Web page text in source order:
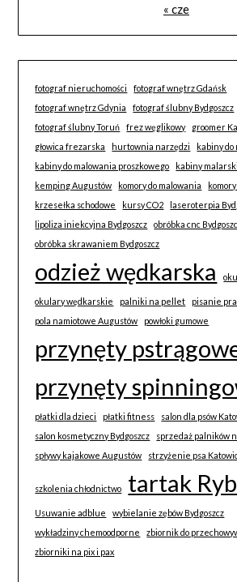
« cze
fotograf nieruchomości
fotograf wnętrz Gdańsk
fotograf wnętrz Gdynia
fotograf ślubny Bydgoszcz
fotograf ślubny Toruń
frez węglikowy
groomer
głowica frezarska
hurtownia narzędzi
kabiny do
kabiny do malowania proszkowego
kabiny
kemping Augustów
komory do malowania
krzesełka schodowe
kursy CO2
laseroterpia
lipoliza iniekcyjna Bydgoszcz
obróbka cnc
obróbka skrawaniem Bydgoszcz
odzież wędkarska
okulary wędkarskie palniki na pellet
pisanie
pola namiotowe Augustów
powłoki gumowe
przynęty
przynęty
płatki dla dzieci płatki fitness
salon dla psów
salon kosmetyczny Bydgoszcz
sprzedaż palników
spływy kajakowe Augustów
strzyżenie psa
szkolenia chłodnictwo tartak
Usuwanie adblue
wybielanie zębów Bydgoszcz
wykładziny chemoodporne
zbiornik do
zbiorniki na pix i pax